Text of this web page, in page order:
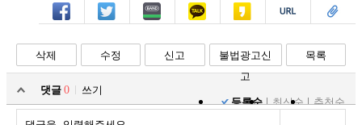
페북 트윗 밴드 카톡 카스 복사 스크랩
삭제 수정 신고
불법광고신
고
목록
댓글 0
쓰기
등록순
최신순 추천순